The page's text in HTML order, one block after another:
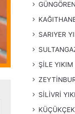
SARIYER
ŞİLE YIKIM
SİLİVRİ